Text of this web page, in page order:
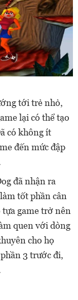
tới trẻ nhỏ,
lại có thể tạo
có không ít
đến mức đập
đã nhận ra
tốt phần cân
tựa game trở nên
quen với dòng
cho họ
3 trước đi,